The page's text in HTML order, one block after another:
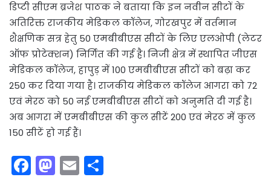
डिप्टी सीएम ब्रजेश पाठक ने बताया कि इन नवीन सीटों के
अतिरिक्त राजकीय मेडिकल कॉलेज, गोरखपुर में वर्तमान
शैक्षणिक सत्र हेतु 50 एमबीबीएस सीटों के लिए एलओपी (लेटर
ऑफ प्रोटेक्शन) निर्गित की गई है। निजी क्षेत्र में स्थापित जीएस
मेडिकल कॉलेज, हापुड़ में 100 एमबीबीएस सीटों को बढ़ा कर
250 कर दिया गया है। राजकीय मेडिकल कॉलेज आगरा को 72
एवं मेरठ को 50 नई एमबीबीएस सीटों को अनुमति दी गई है।
अब आगरा में एमबीबीएस की कुल सीटें 200 एवं मेरठ में कुल
150 सीटें हो गई हैं।
F M E